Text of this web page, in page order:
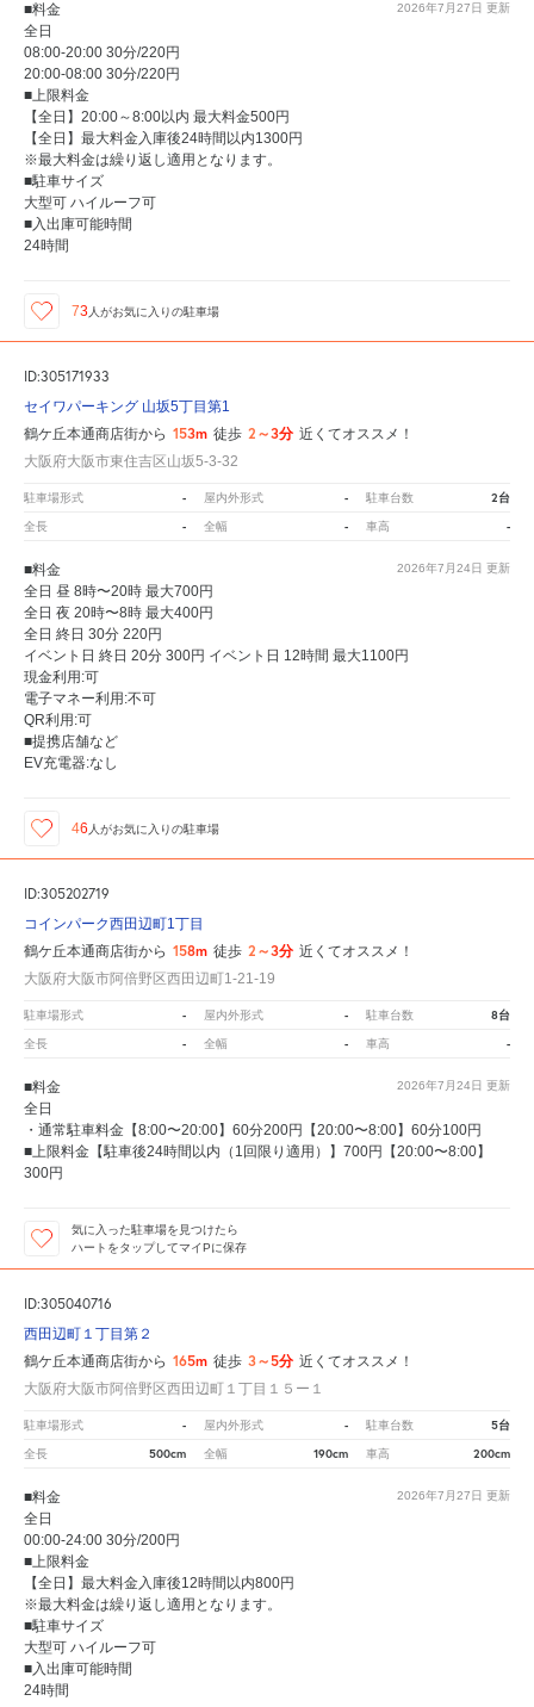
2026年7月27日 更新
■料金
全日
08:00-20:00 30分/220円
20:00-08:00 30分/220円
■上限料金
【全日】20:00～8:00以内 最大料金500円
【全日】最大料金入庫後24時間以内1300円
※最大料金は繰り返し適用となります。
■駐車サイズ
大型可 ハイルーフ可
■入出庫可能時間
24時間
73人がお気に入りの駐車場
ID:305171933
セイワパーキング 山坂5丁目第1
鶴ケ丘本通商店街から 153m 徒歩 2～3分 近くてオススメ！
大阪府大阪市東住吉区山坂5-3-32
駐車場形式 - 屋内外形式 - 駐車台数 2台
全長 - 全幅 - 車高 -
2026年7月24日 更新
■料金
全日 昼 8時〜20時 最大700円
全日 夜 20時〜8時 最大400円
全日 終日 30分 220円
イベント日 終日 20分 300円 イベント日 12時間 最大1100円
現金利用:可
電子マネー利用:不可
QR利用:可
■提携店舗など
EV充電器:なし
46 人がお気に入りの駐車場
ID:305202719
コインパーク西田辺町1丁目
鶴ケ丘本通商店街から 158m 徒歩 2～3分 近くてオススメ！
大阪府大阪市阿倍野区西田辺町1-21-19
駐車場形式 - 屋内外形式 - 駐車台数 8台
全長 - 全幅 - 車高 -
2026年7月24日 更新
■料金
全日
・通常駐車料金【8:00〜20:00】60分200円【20:00〜8:00】60分100円
■上限料金【駐車後24時間以内（1回限り適用）】700円【20:00〜8:00】
300円
気に入った駐車場を見つけたら
ハートをタップしてマイPに保存
ID:305040716
西田辺町１丁目第２
鶴ケ丘本通商店街から 165m 徒歩 3～5分 近くてオススメ！
大阪府大阪市阿倍野区西田辺町１丁目１５ー１
駐車場形式 - 屋内外形式 - 駐車台数 5台
全長 500cm 全幅 190cm 車高 200cm
2026年7月27日 更新
■料金
全日
00:00-24:00 30分/200円
■上限料金
【全日】最大料金入庫後12時間以内800円
※最大料金は繰り返し適用となります。
■駐車サイズ
大型可 ハイルーフ可
■入出庫可能時間
24時間